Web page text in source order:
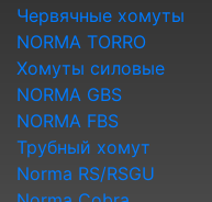
Червячные хомуты
NORMA TORRO
Хомуты силовые
NORMA GBS
NORMA FBS
Трубный хомут
Norma RS/RSGU